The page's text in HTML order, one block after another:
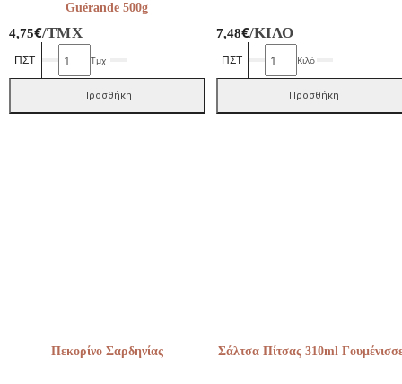
Guérande 500g
4,75€/ΤΜΧ
Αλάτι
Θαλασσινό
Λεπτό
Σκούρο
Τμχ
Προσθήκη
7,48€/ΚΙΛΌ
Λουκάνικο
Κορφίατικο
ποσότητα
Κιλό
Προσθήκη
Πεκορίνο Σαρδηνίας Σάλτσα Πίτσας 310ml